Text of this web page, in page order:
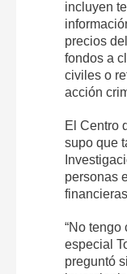
incluyen
precios
fondos a
civiles o
acción
El Centro
supo que
personas
“No tengo
especial
preguntó